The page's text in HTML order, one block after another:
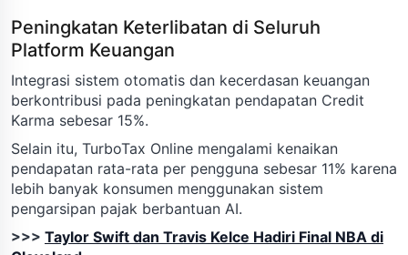
Peningkatan Keterlibatan di Seluruh
Platform Keuangan
Integrasi sistem otomatis dan kecerdasan keuangan
berkontribusi pada peningkatan pendapatan Credit
Karma sebesar 15%.
Selain itu, TurboTax Online mengalami kenaikan
pendapatan rata-rata per pengguna sebesar 11% karena
lebih banyak konsumen menggunakan sistem
pengarsipan pajak berbantuan AI.
>>> Taylor Swift dan Travis Kelce Hadiri Final NBA di